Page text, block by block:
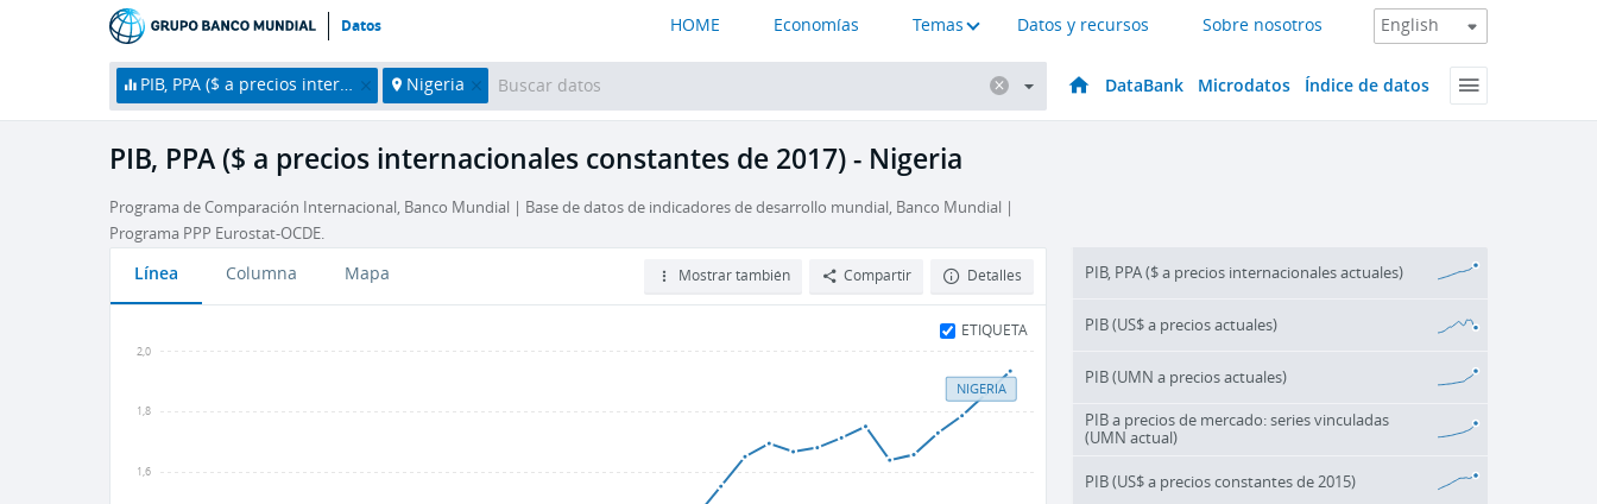
Datos HOME Economías Temas Datos y recursos Sobre nosotros
PIB, PPA ($ a precios internacionales constantes de 2017) Nigeria DataBank Microdatos Índice de datos
PIB, PPA ($ a precios internacionales constantes de 2017) - Nigeria
Programa de Comparación Internacional, Banco Mundial | Base de datos de indicadores de desarrollo mundial, Banco Mundial |
Programa PPP Eurostat-OCDE.
Línea Columna Mapa Mostrar también Compartir Detalles
ETIQUETA
1,6
1,8
2,0
NIGERIA
PIB, PPA ($ a precios internacionales actuales)
PIB (US$ a precios actuales)
PIB (UMN a precios actuales)
PIB a precios de mercado: series vinculadas
(UMN actual)
PIB (US$ a precios constantes de 2015)